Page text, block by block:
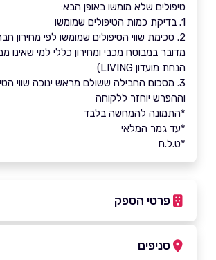
טיפולים שלא מומשו באופן הבא:
1. בדיקת כמות הטיפולים שמומשו
2. סכימת שווי הטיפולים שמומשו לפי מחירון
מדובר במבוטח מכבי ומחירון כללי למי שאינו
הנחת מועדון LIVING)
3. מסכום החבילה ששולם מראש ינוכה שווי
וההפרש יוחזר ללקוחה
*התמונה להמחשה בלבד
*עד גמר המלאי
*ט.ל.ח
פרטי הספק
סניפים